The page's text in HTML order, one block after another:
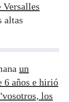
Versalles
altas
un
6 años e hirió
los